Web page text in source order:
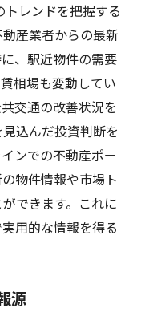
ための秘訣
注意点
つけるコツ
慮した不動産選
済的要因
分析方法
を取る方法
ップ
びのポイント
レンドを把握する
産業者からの最新
、駅近物件の需要
相場も変動してい
交通の改善状況を
込んだ投資判断を
ンでの不動産ポー
物件情報や市場ト
できます。これに
用的な情報を得る
源